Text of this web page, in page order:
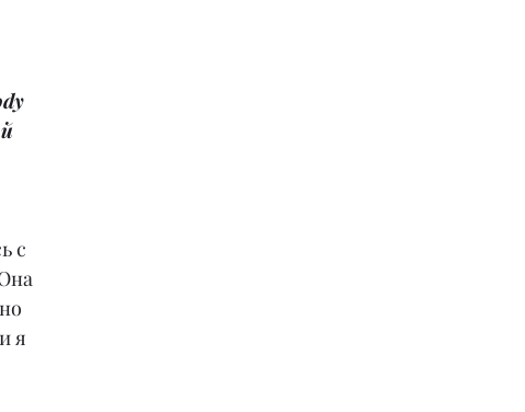
с
я